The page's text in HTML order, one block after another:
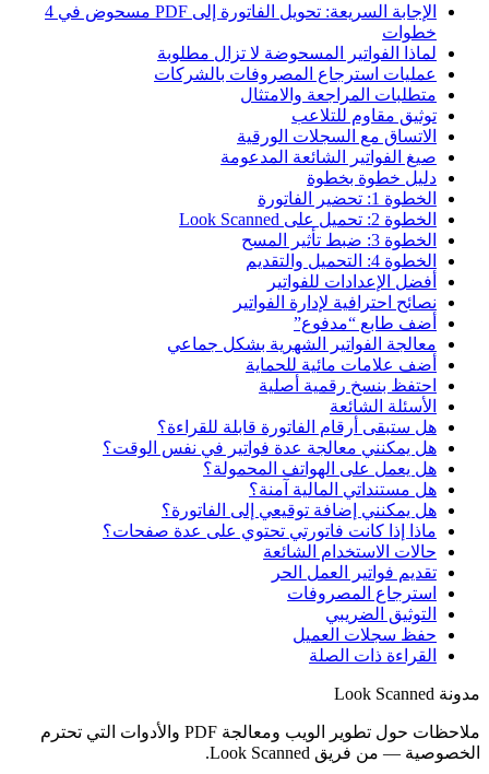
الإجابة السريعة: تحويل الفاتورة إلى PDF مسحوض في 4
خطوات
لماذا الفواتير المسحوضة لا تزال مطلوبة
عمليات استرجاع المصروفات بالشركات
متطلبات المراجعة والامتثال
توثيق مقاوم للتلاعب
الاتساق مع السجلات الورقية
صيغ الفواتير الشائعة المدعومة
دليل خطوة بخطوة
الخطوة 1: تحضير الفاتورة
الخطوة 2: تحميل على Look Scanned
الخطوة 3: ضبط تأثير المسح
الخطوة 4: التحميل والتقديم
أفضل الإعدادات للفواتير
نصائح احترافية لإدارة الفواتير
أضف طابع “مدفوع”
معالجة الفواتير الشهرية بشكل جماعي
أضف علامات مائية للحماية
احتفظ بنسخ رقمية أصلية
الأسئلة الشائعة
هل ستبقى أرقام الفاتورة قابلة للقراءة؟
هل يمكنني معالجة عدة فواتير في نفس الوقت؟
هل يعمل على الهواتف المحمولة؟
هل مستنداتي المالية آمنة؟
هل يمكنني إضافة توقيعي إلى الفاتورة؟
ماذا إذا كانت فاتورتي تحتوي على عدة صفحات؟
حالات الاستخدام الشائعة
تقديم فواتير العمل الحر
استرجاع المصروفات
التوثيق الضريبي
حفظ سجلات العميل
القراءة ذات الصلة
مدونة Look Scanned
ملاحظات حول تطوير الويب ومعالجة PDF والأدوات التي تحترم
الخصوصية — من فريق Look Scanned.